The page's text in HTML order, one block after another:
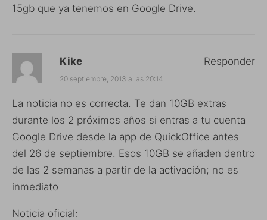
15gb que ya tenemos en Google Drive.
Kike
20 septiembre, 2013 a las 20:14
La noticia no es correcta. Te dan 10GB extras
durante los 2 próximos años si entras a tu cuenta
Google Drive desde la app de QuickOffice antes
del 26 de septiembre. Esos 10GB se añaden dentro
de las 2 semanas a partir de la activación; no es
inmediato
Noticia oficial:
Responder